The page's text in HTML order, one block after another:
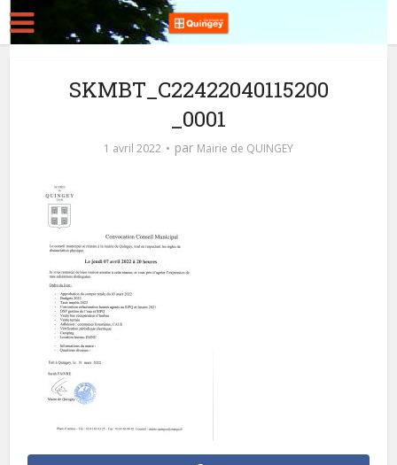
SKMBT_C22422040115200
_0001
1 avril 2022 par Mairie de QUINGEY